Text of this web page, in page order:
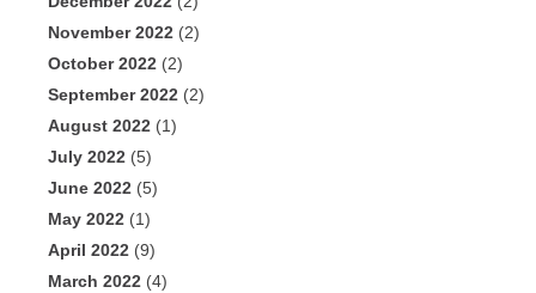
November 2022 (2)
October 2022 (2)
September 2022 (2)
August 2022 (1)
July 2022 (5)
June 2022 (5)
May 2022 (1)
April 2022 (9)
March 2022 (4)